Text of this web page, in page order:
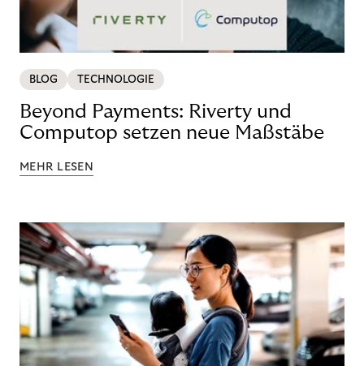
BLOG TECHNOLOGIE
Beyond Payments: Riverty und
Computop setzen neue Maßstäbe
MEHR LESEN